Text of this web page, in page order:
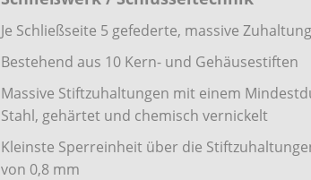
Je Schließseite 5 gefederte, massive
Bestehend aus 10 Kern- und Gehäusestiften
Massive Stiftzuhaltungen mit einem
Stahl, gehärtet und chemisch vernickelt
Kleinste Sperreinheit über die
von 0,8 mm